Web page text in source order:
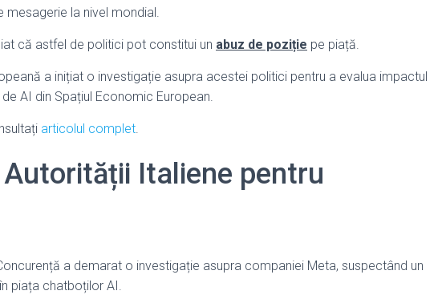
mesagerie la nivel mondial.
că astfel de politici pot constitui un abuz de poziție pe piață.
a inițiat o investigație asupra acestei politici pentru a evalua impactul
AI din Spațiul Economic European.
articolul complet.
Italiene pentru
a demarat o investigație asupra companiei Meta, suspectând un
piața chatboților AI.